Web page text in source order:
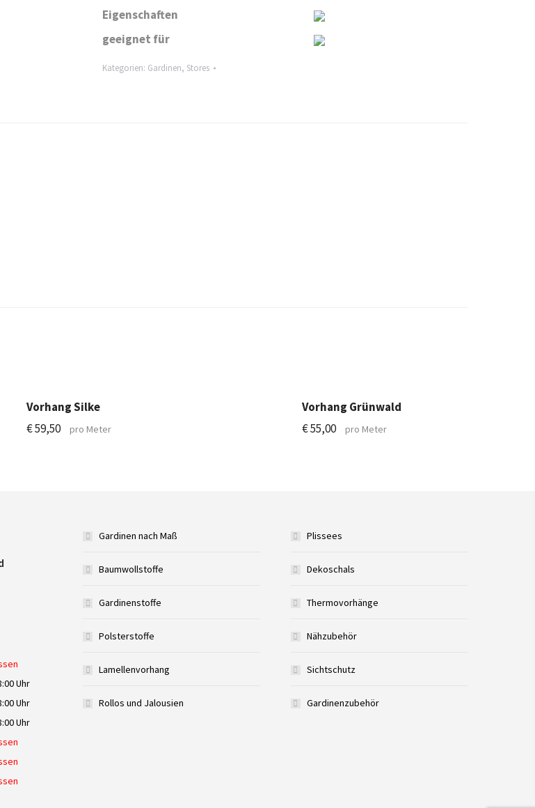
Eigenschaften
geeignet für
Kategorien: Gardinen, Stores
Vorhang Silke
€59,50 pro Meter
Vorhang Grünwald
€55,00 pro Meter
Uhr
Uhr
Uhr
Gardinen nach Maß
Baumwollstoffe
Gardinenstoffe
Polsterstoffe
Lamellenvorhang
Rollos und Jalousien
Plissees
Dekoschals
Thermovorhänge
Nähzubehör
Sichtschutz
Gardinenzubehör